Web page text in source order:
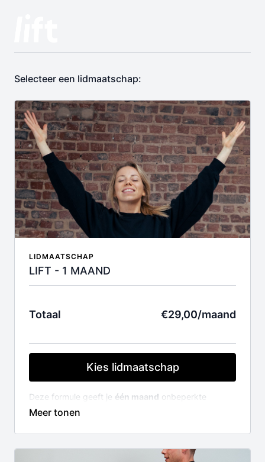
Selecteer een lidmaatschap:
LIDMAATSCHAP
LIFT - 1 MAAND
Totaal €29,00/maand
Kies lidmaatschap
Deze formule geeft je één maand onbeperkte
toegang tot de volledige LIFT videobibliotheek (150+
maand. Indien je je lidmaatschap niet wil verlengen,